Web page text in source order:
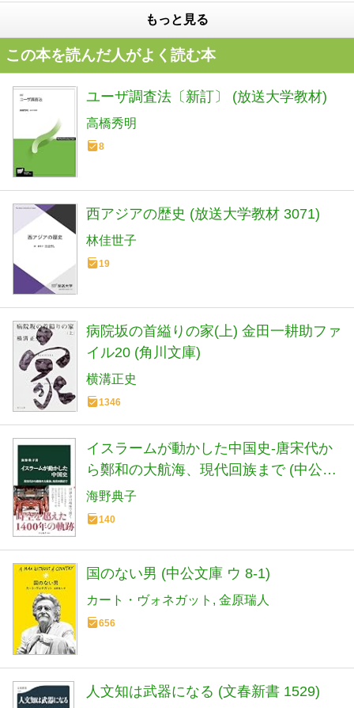
もっと見る
この本を読んだ人がよく読む本
ユーザ調査法〔新訂〕 (放送大学教材)
高橋秀明
8
西アジアの歴史 (放送大学教材 3071)
林佳世子
19
病院坂の首縊りの家(上) 金田一耕助ファ
イル20 (角川文庫)
横溝正史
1346
イスラームが動かした中国史-唐宋代か
ら鄭和の大航海、現代回族まで (中公新
書 2886)
海野典子
140
国のない男 (中公文庫 ウ 8-1)
カート・ヴォネガット 金原瑞人
656
人文知は武器になる (文春新書 1529)